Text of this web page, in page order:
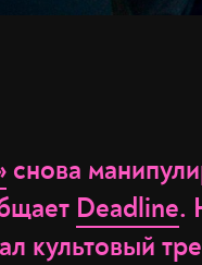
снова
Deadline.
культовый